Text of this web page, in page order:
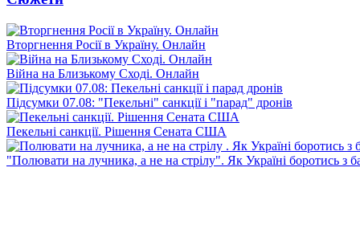
Вторгнення Росії в Україну. Онлайн
Війна на Близькому Сході. Онлайн
Підсумки 07.08: "Пекельні" санкції і "парад" дронів
Пекельні санкції. Рішення Сената США
"Полювати на лучника, а не на стрілу". Як Україні боротись з